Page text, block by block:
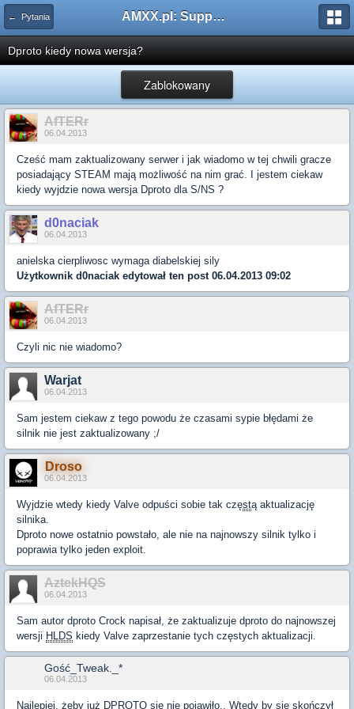
← Pytania AMXX.pl: Support AMX Mod X i SourceMod
Dproto kiedy nowa wersja?
Zablokowany
AfTERr
06.04.2013
Cześć mam zaktualizowany serwer i jak wiadomo w tej chwili gracze
posiadający STEAM mają możliwość na nim grać. I jestem ciekaw
kiedy wyjdzie nowa wersja Dproto dla S/NS ?
d0naciak
06.04.2013
anielska cierpliwosc wymaga diabelskiej sily
Użytkownik d0naciak edytował ten post 06.04.2013 09:02
AfTERr
06.04.2013
Czyli nic nie wiadomo?
Warjat
06.04.2013
Sam jestem ciekaw z tego powodu że czasami sypie błędami że
silnik nie jest zaktualizowany ;/
Droso
06.04.2013
Wyjdzie wtedy kiedy Valve odpuści sobie tak częstą aktualizację
silnika.
Dproto nowe ostatnio powstało, ale nie na najnowszy silnik tylko i
poprawia tylko jeden exploit.
AztekHQS
06.04.2013
Sam autor dproto Crock napisał, że zaktualizuje dproto do najnowszej
wersji HLDS kiedy Valve zaprzestanie tych częstych aktualizacji.
Gość_Tweak._*
06.04.2013
Najlepiej, żeby już DPROTO się nie pojawiło.. Wtedy by się skończył